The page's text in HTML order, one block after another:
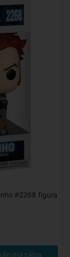
#2268 figura